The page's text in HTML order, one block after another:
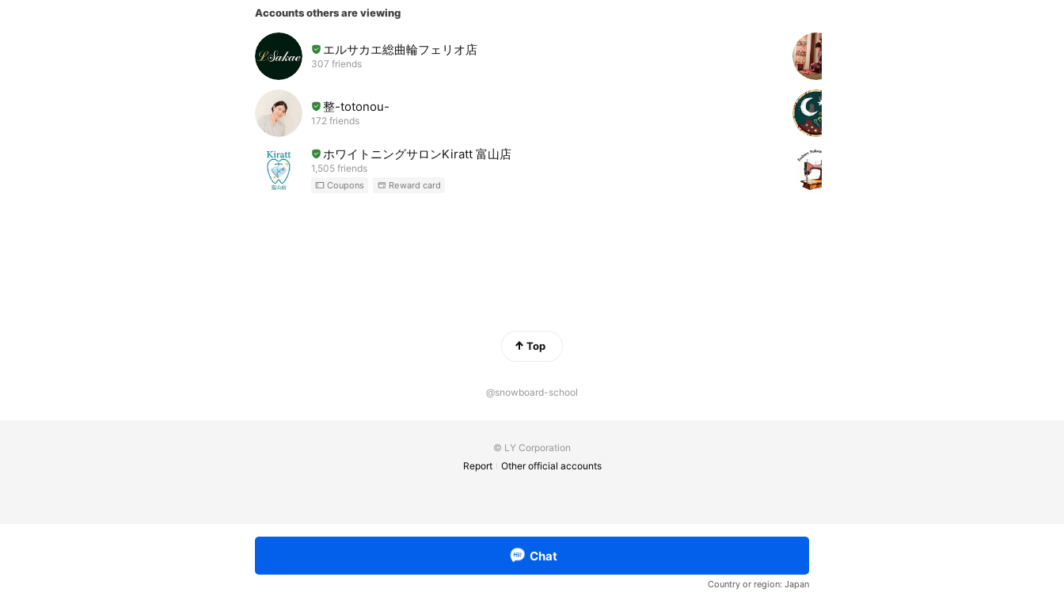
Accounts others are viewing
エルサカエ総曲輪フェリオ店
307 friends
整-totonou-
172 friends
ホワイトニングサロンKiratt 富山店
1,505 friends
Coupons Reward card
Top
@snowboard-school
© LY Corporation
Report
Other official accounts
Chat
Country or region: Japan